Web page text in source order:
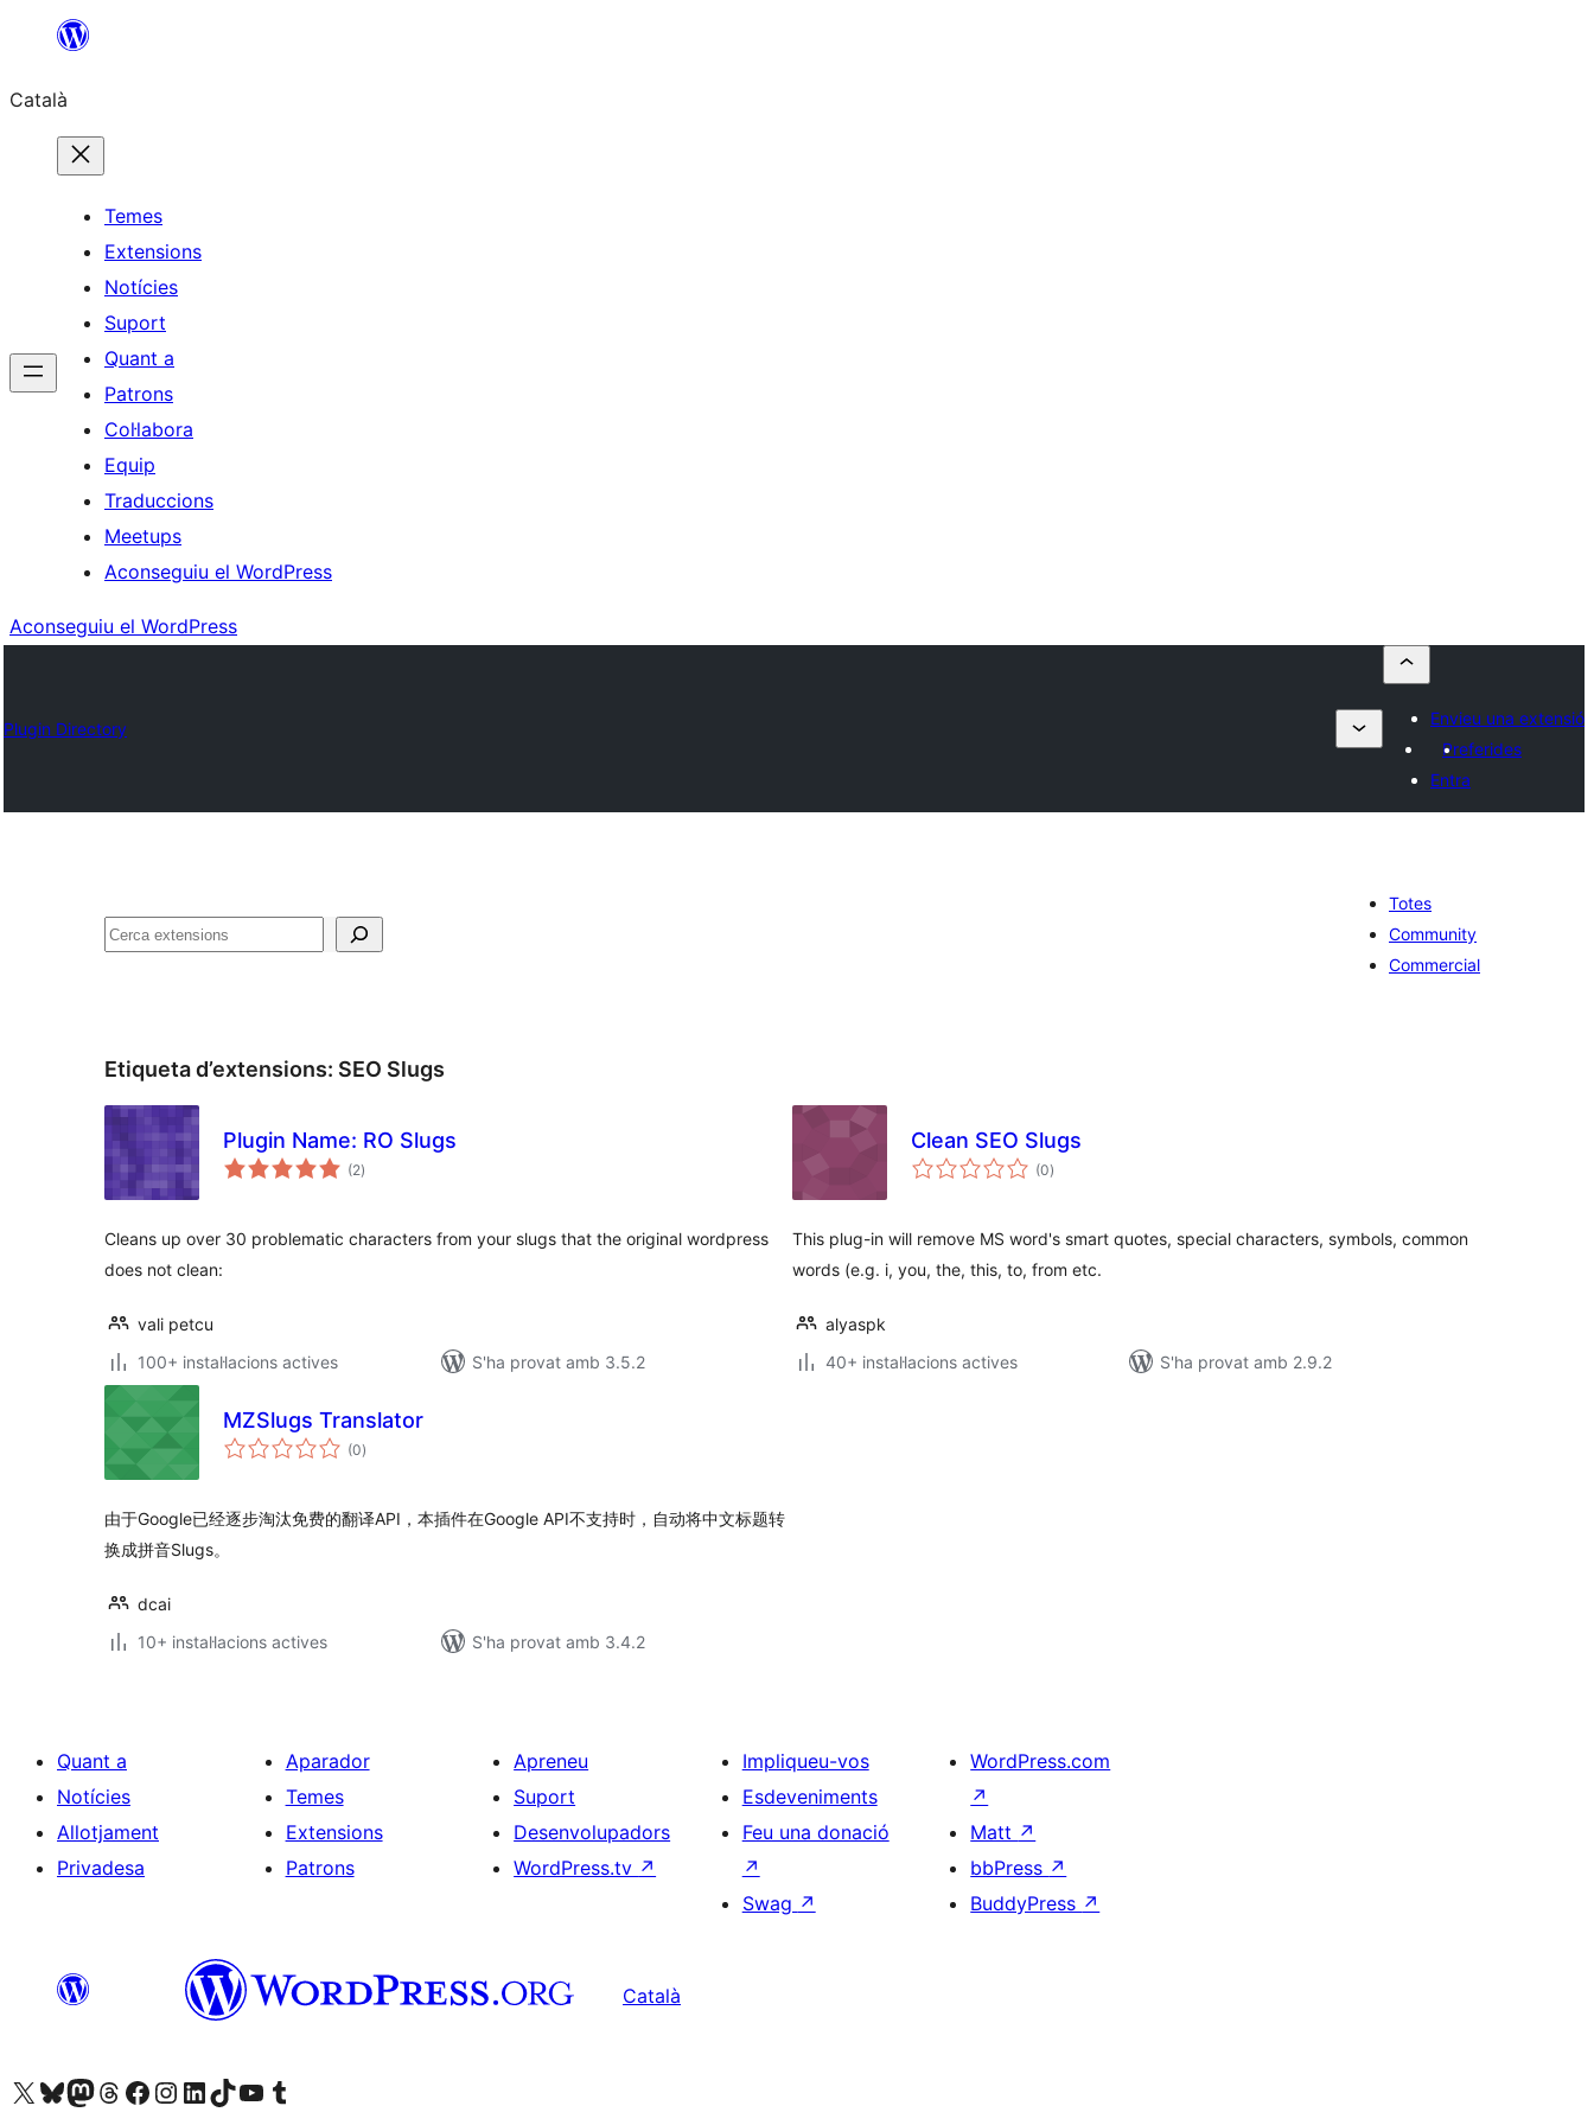
contingut
Català
Temes
Extensions
Notícies
Suport
Quant a
Patrons
Col·labora
Equip
Traduccions
Meetups
Aconseguiu el WordPress
Aconseguiu el WordPress
Plugin Directory
Envieu una extensió
Preferides
Entra
Cerca
Totes
Community
Commercial
Etiqueta d’extensions: SEO Slugs
Plugin Name: RO Slugs
(2puntuacions
totals
)
Cleans up over 30 problematic characters from your slugs that the original wordpress
does not clean:
vali petcu
100+ instal·lacions actives
S'ha provat amb 3.5.2
Clean SEO Slugs
(0puntuacions
totals
)
This plug-in will remove MS word's smart quotes, special characters, symbols, common
words (e.g. i, you, the, this, to, from etc.
alyaspk
40+ instal·lacions actives
S'ha provat amb 2.9.2
MZSlugs Translator
(0puntuacions
totals
)
由于Google已经逐步淘汰免费的翻译API，本插件在Google API不支持时，自动将中文标题转
换成拼音Slugs。
dcai
10+ instal·lacions actives
S'ha provat amb 3.4.2
Quant a
Notícies
Allotjament
Privadesa
Aparador
Temes
Extensions
Patrons
Apreneu
Suport
Desenvolupadors
WordPress.tv ↗
Impliqueu-vos
Esdeveniments
Feu una donació
↗
Swag ↗
WordPress.com
↗
Matt ↗
bbPress ↗
BuddyPress ↗
Català
Visiteu el nostre compte X (abans Twitter)
Visiteu el nostre compte de Bluesky
Visiteu el nostre compte al Mastodon
Visiteu el nostre compte de Threads
Visiteu la nostra pàgina al Facebook
Visiteu el nostre compte d'Instagram
Visiteu el nostre compte de LinkedIn
Visiteu el nostre compte de TikTok
Visiteu el nostre canal al YouTube
Visiteu el nostre compte de Tumblr